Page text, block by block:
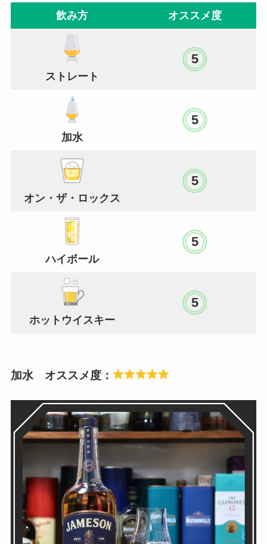
飲み方 オススメ度
ストレート
5
加水
5
オン・ザ・ロックス
5
ハイボール
5
ホットウイスキー
5
加水 オススメ度：